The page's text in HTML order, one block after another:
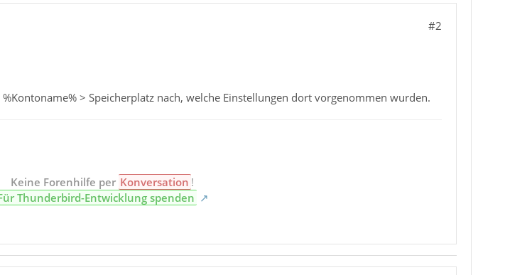
#2
> Speicherplatz nach, welche Einstellungen dort vorgenommen wurden.
Keine Forenhilfe per Konversation !
Thunderbird-Entwicklung spenden